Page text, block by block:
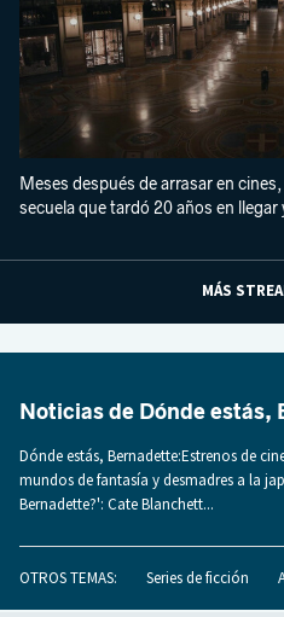
Meses después de arrasar en
secuela que tardó 20 años en llegar
MÁS
Noticias de Dónde estás,
Dónde estás, Bernadette:Estrenos de
mundos de fantasía y desmadres a la
Bernadette?': Cate Blanchett...
OTROS TEMAS: Series de ficción